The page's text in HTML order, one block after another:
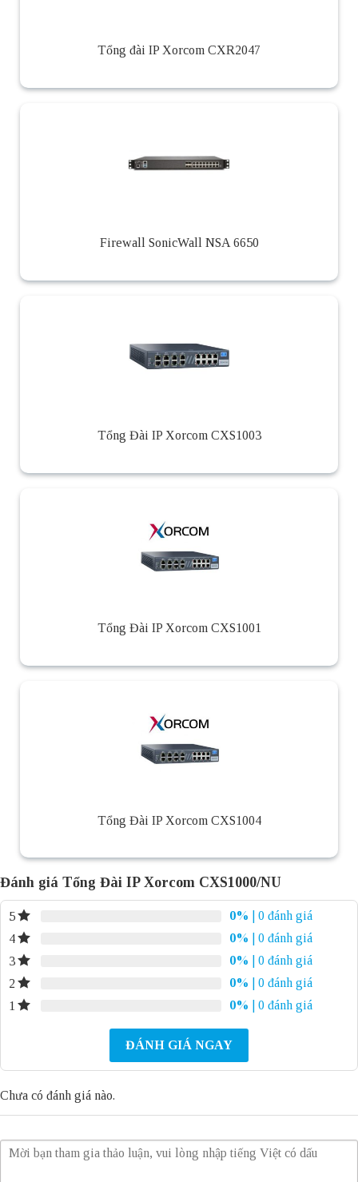
Tổng đài IP Xorcom CXR2047
Firewall SonicWall NSA 6650
Tổng Đài IP Xorcom CXS1003
Tổng Đài IP Xorcom CXS1001
Tổng Đài IP Xorcom CXS1004
Đánh giá Tổng Đài IP Xorcom CXS1000/NU
5 0%
| 0 đánh giá
4
0%
| 0 đánh giá
3
0%
| 0 đánh giá
2
0%
| 0 đánh giá
1
0% | 0 đánh giá
ĐÁNH GIÁ NGAY
Chưa có đánh giá nào.